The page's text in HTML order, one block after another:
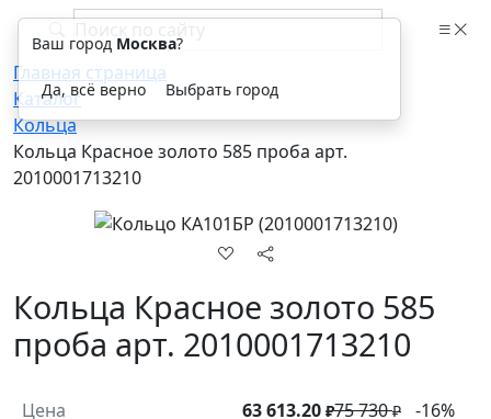
Главная страница
Каталог
Кольца
Кольца Красное золото 585 проба арт.
2010001713210
Кольца Красное золото 585
проба арт. 2010001713210
Цена 63 613.20 ₽75 730₽ -16%
Ваш город Москва?
Да, всё верно Выбрать город